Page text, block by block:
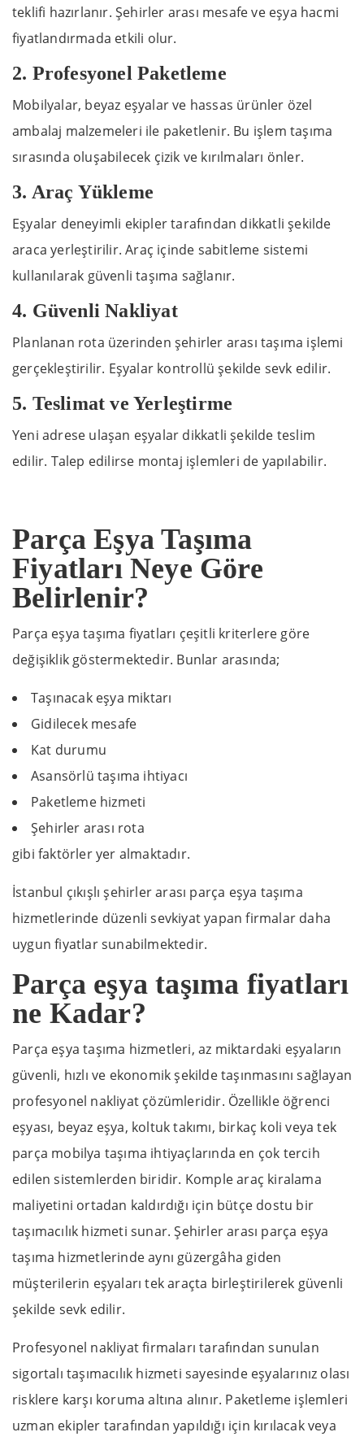
teklifi hazırlanır. Şehirler arası mesafe ve eşya hacmi
fiyatlandırmada etkili olur.
2. Profesyonel Paketleme
Mobilyalar, beyaz eşyalar ve hassas ürünler özel
ambalaj malzemeleri ile paketlenir. Bu işlem taşıma
sırasında oluşabilecek çizik ve kırılmaları önler.
3. Araç Yükleme
Eşyalar deneyimli ekipler tarafından dikkatli şekilde
araca yerleştirilir. Araç içinde sabitleme sistemi
kullanılarak güvenli taşıma sağlanır.
4. Güvenli Nakliyat
Planlanan rota üzerinden şehirler arası taşıma işlemi
gerçekleştirilir. Eşyalar kontrollü şekilde sevk edilir.
5. Teslimat ve Yerleştirme
Yeni adrese ulaşan eşyalar dikkatli şekilde teslim
edilir. Talep edilirse montaj işlemleri de yapılabilir.
Parça Eşya Taşıma
Fiyatları Neye Göre
Belirlenir?
Parça eşya taşıma fiyatları çeşitli kriterlere göre
değişiklik göstermektedir. Bunlar arasında;
Taşınacak eşya miktarı
Gidilecek mesafe
Kat durumu
Asansörlü taşıma ihtiyacı
Paketleme hizmeti
Şehirler arası rota
gibi faktörler yer almaktadır.
İstanbul çıkışlı şehirler arası parça eşya taşıma
hizmetlerinde düzenli sevkiyat yapan firmalar daha
uygun fiyatlar sunabilmektedir.
Parça eşya taşıma fiyatları
ne Kadar?
Parça eşya taşıma hizmetleri, az miktardaki eşyaların
güvenli, hızlı ve ekonomik şekilde taşınmasını sağlayan
profesyonel nakliyat çözümleridir. Özellikle öğrenci
eşyası, beyaz eşya, koltuk takımı, birkaç koli veya tek
parça mobilya taşıma ihtiyaçlarında en çok tercih
edilen sistemlerden biridir. Komple araç kiralama
maliyetini ortadan kaldırdığı için bütçe dostu bir
taşımacılık hizmeti sunar. Şehirler arası parça eşya
taşıma hizmetlerinde aynı güzergâha giden
müşterilerin eşyaları tek araçta birleştirilerek güvenli
şekilde sevk edilir.
Profesyonel nakliyat firmaları tarafından sunulan
sigortalı taşımacılık hizmeti sayesinde eşyalarınız olası
risklere karşı koruma altına alınır. Paketleme işlemleri
uzman ekipler tarafından yapıldığı için kırılacak veya